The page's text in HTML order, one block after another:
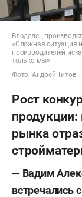
Владелец
«Сложная ситуация
производителей
только мы»
Фото: Андрей Титов
Рост
продукции:
рынка
— Вадим
встречались